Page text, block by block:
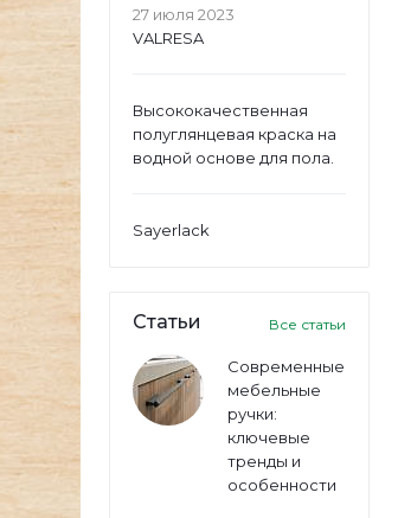
27 июля 2023
VALRESA
Высококачественная
полуглянцевая краска на
водной основе для пола.
Sayerlack
Статьи Все статьи
Современные
мебельные
ручки:
ключевые
тренды и
особенности